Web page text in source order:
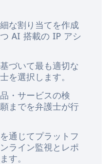
な割り当てを作成
AI 搭載の IP アシ
づいて最も適切な
を選択します。
・サービスの検
までを弁護士が行
通じてプラットフ
ライン監視とレポ
す。